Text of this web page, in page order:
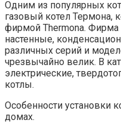
Одним из популярных
газовый котел Термона,
фирмой Thermona.
настенные,
различных серий и
чрезвычайно велик. В
электрические,
котлы.
Особенности установки
домах.